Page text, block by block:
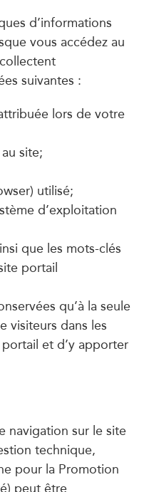
d’informations
vous accédez au
suivantes :
lors de votre
site;
utilisé;
d’exploitation
que les mots-clés
portail
qu’à la seule
visiteurs dans les
et d’y apporter
navigation sur le site
technique,
pour la Promotion
peut être